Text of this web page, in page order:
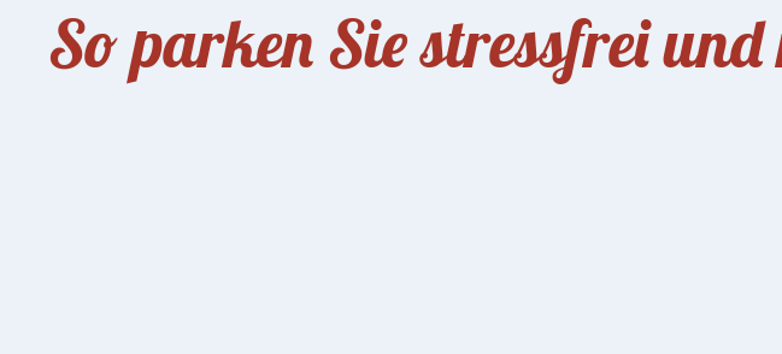
So parken Sie stressfrei